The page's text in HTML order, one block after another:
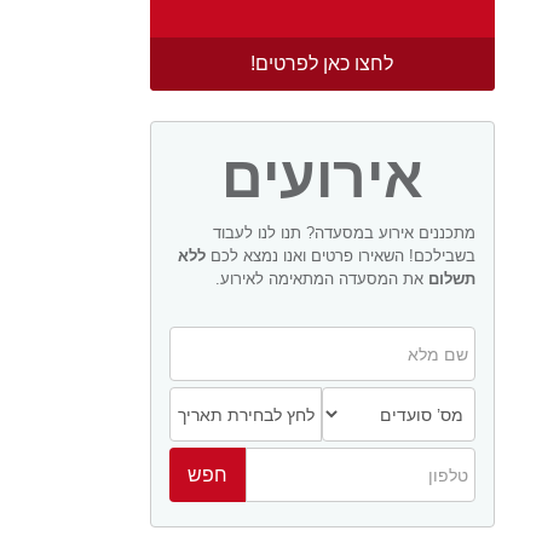
לחצו כאן לפרטים!
אירועים
מתכננים אירוע במסעדה? תנו לנו לעבוד
בשבילכם! השאירו פרטים ואנו נמצא לכם ללא
תשלום את המסעדה המתאימה לאירוע.